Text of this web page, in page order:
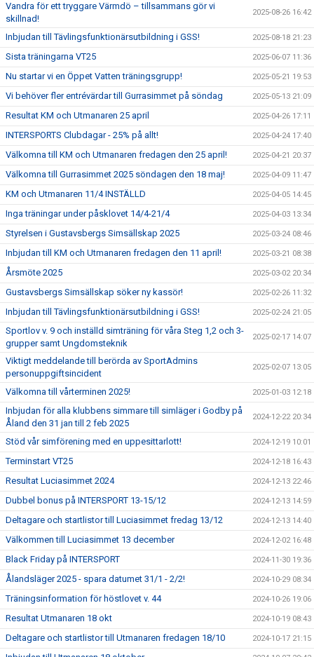
Vandra för ett tryggare Värmdö – tillsammans gör vi
skillnad!
2025-08-26 16:42
Inbjudan till Tävlingsfunktionärsutbildning i GSS! 2025-08-18 21:23
Sista träningarna VT25 2025-06-07 11:36
Nu startar vi en Öppet Vatten träningsgrupp! 2025-05-21 19:53
Vi behöver fler entrévärdar till Gurrasimmet på söndag 2025-05-13 21:09
Resultat KM och Utmanaren 25 april 2025-04-26 17:11
INTERSPORTS Clubdagar - 25% på allt! 2025-04-24 17:40
Välkomna till KM och Utmanaren fredagen den 25 april! 2025-04-21 20:37
Välkomna till Gurrasimmet 2025 söndagen den 18 maj! 2025-04-09 11:47
KM och Utmanaren 11/4 INSTÄLLD 2025-04-05 14:45
Inga träningar under påsklovet 14/4-21/4 2025-04-03 13:34
Styrelsen i Gustavsbergs Simsällskap 2025 2025-03-24 08:46
Inbjudan till KM och Utmanaren fredagen den 11 april! 2025-03-21 08:38
Årsmöte 2025 2025-03-02 20:34
Gustavsbergs Simsällskap söker ny kassör! 2025-02-26 11:32
Inbjudan till Tävlingsfunktionärsutbildning i GSS! 2025-02-24 21:05
Sportlov v. 9 och inställd simträning för våra Steg 1,2 och 3-
grupper samt Ungdomsteknik
2025-02-17 14:07
Viktigt meddelande till berörda av SportAdmins
personuppgiftsincident
2025-02-07 13:05
Välkomna till vårterminen 2025! 2025-01-03 12:18
Inbjudan för alla klubbens simmare till simläger i Godby på
Åland den 31 jan till 2 feb 2025
2024-12-22 20:34
Stöd vår simförening med en uppesittarlott! 2024-12-19 10:01
Terminstart VT25 2024-12-18 16:43
Resultat Luciasimmet 2024 2024-12-13 22:46
Dubbel bonus på INTERSPORT 13-15/12 2024-12-13 14:59
Deltagare och startlistor till Luciasimmet fredag 13/12 2024-12-13 14:40
Välkommen till Luciasimmet 13 december 2024-12-02 16:48
Black Friday på INTERSPORT 2024-11-30 19:36
Ålandsläger 2025 - spara datumet 31/1 - 2/2! 2024-10-29 08:34
Träningsinformation för höstlovet v. 44 2024-10-26 19:06
Resultat Utmanaren 18 okt 2024-10-19 08:43
Deltagare och startlistor till Utmanaren fredagen 18/10 2024-10-17 21:15